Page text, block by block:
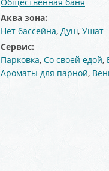
Аква зона:
Нет бассейна, Душ, Ушат
Сервис:
Парковка, Со своей едой,
Ароматы для парной,